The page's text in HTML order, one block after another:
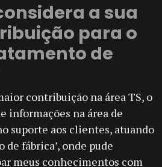
a sua
para o
de
contribuição na área TS, o
informações na área de
suporte aos clientes, atuando
de fábrica’, onde pude
meus conhecimentos com